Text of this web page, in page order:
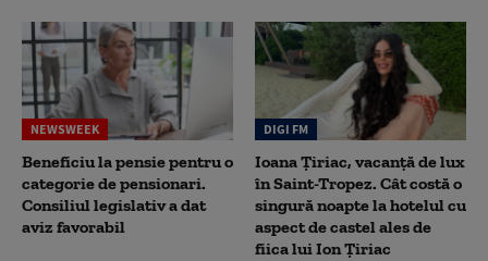
NEWSWEEK
Beneficiu la pensie pentru o
categorie de pensionari.
Consiliul legislativ a dat
aviz favorabil
DIGI FM
Ioana Țiriac, vacanță de lux
în Saint-Tropez. Cât costă o
singură noapte la hotelul cu
aspect de castel ales de
fiica lui Ion Țiriac